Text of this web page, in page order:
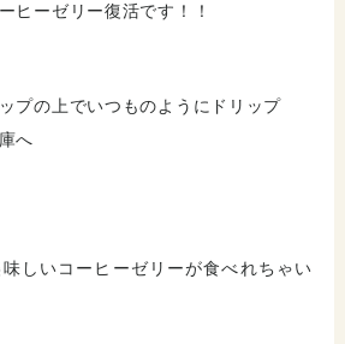
ヒーゼリー復活です！！
プの上でいつものようにドリップ
へ
しいコーヒーゼリーが食べれちゃい